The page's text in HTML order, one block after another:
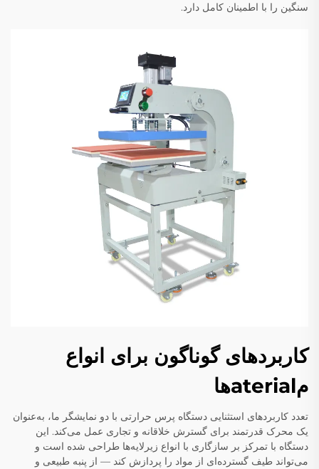
سنگین را با اطمینان کامل دارد.
کاربردهای گوناگون برای انواع
مaterialها
تعدد کاربردهای استثنایی دستگاه پرس حرارتی با دو نمایشگر ما، به‌عنوان
یک محرک قدرتمند برای گسترش خلاقانه و تجاری عمل می‌کند. این
دستگاه با تمرکز بر سازگاری با انواع زیرلایه‌ها طراحی شده است و
می‌تواند طیف گسترده‌ای از مواد را پردازش کند — از پنبه طبیعی و